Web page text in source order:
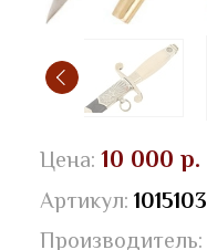
Цена: 10 000 р.
Артикул: 1015103
Производитель: